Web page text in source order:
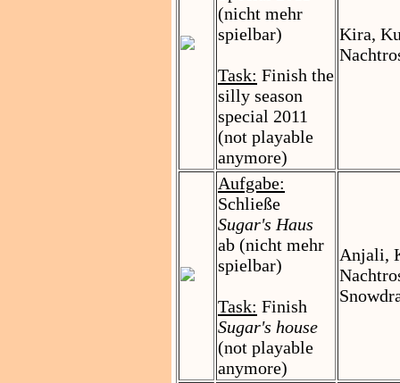
(nicht mehr
spielbar)
Task: Finish the
silly season
special 2011
(not playable
anymore)
Kira,
Aufgabe:
Schließe
Sugar's Haus
ab (nicht mehr
spielbar)
Task: Finish
Sugar's house
(not playable
anymore)
Anjali,